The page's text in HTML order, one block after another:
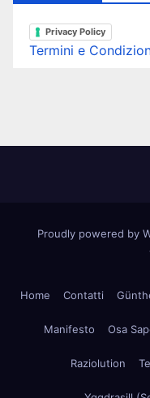
Privacy Policy
Termini e
Proudly powered by
Home Contatti
Manifesto Osa
Raziolution